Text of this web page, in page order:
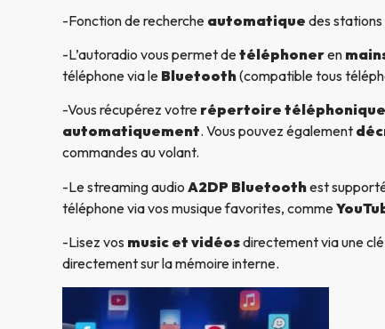
-Fonction de recherche automatique des stations
-L’autoradio vous permet detéléphoneren
téléphone via le Bluetooth(compatible tous
-Vous récupérez votre répertoire téléphonique
automatiquement. Vous pouvez également
commandes au volant.
-Le streaming audio A2DP Bluetoothest
téléphone via vos musique favorites, comme
-Lisez vos music et vidéosdirectement via une
directement sur la mémoire interne.